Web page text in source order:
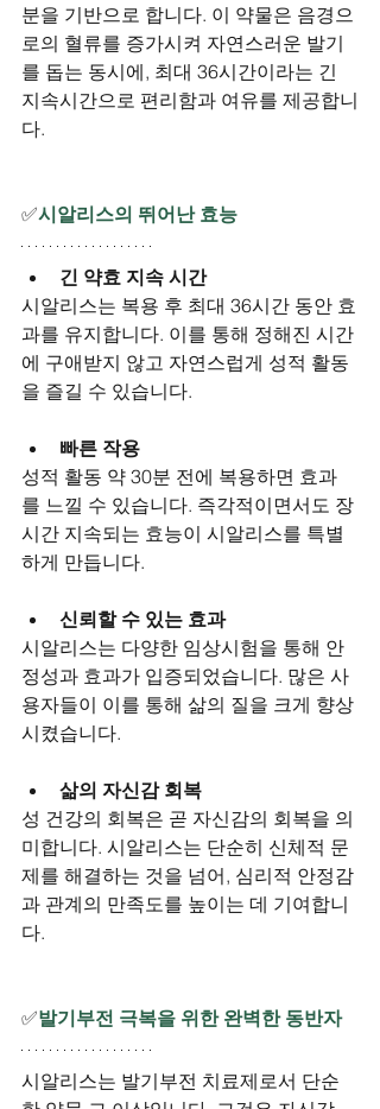
분을 기반으로 합니다. 이 약물은 음경으
로의 혈류를 증가시켜 자연스러운 발기
를 돕는 동시에, 최대 36시간이라는 긴
지속시간으로 편리함과 여유를 제공합니
다.
✅시알리스의 뛰어난 효능
긴 약효 지속 시간
시알리스는 복용 후 최대 36시간 동안 효
과를 유지합니다. 이를 통해 정해진 시간
에 구애받지 않고 자연스럽게 성적 활동
을 즐길 수 있습니다.
빠른 작용
성적 활동 약 30분 전에 복용하면 효과
를 느낄 수 있습니다. 즉각적이면서도 장
시간 지속되는 효능이 시알리스를 특별
하게 만듭니다.
신뢰할 수 있는 효과
시알리스는 다양한 임상시험을 통해 안
정성과 효과가 입증되었습니다. 많은 사
용자들이 이를 통해 삶의 질을 크게 향상
시켰습니다.
삶의 자신감 회복
성 건강의 회복은 곧 자신감의 회복을 의
미합니다. 시알리스는 단순히 신체적 문
제를 해결하는 것을 넘어, 심리적 안정감
과 관계의 만족도를 높이는 데 기여합니
다.
✅발기부전 극복을 위한 완벽한 동반자
시알리스는 발기부전 치료제로서 단순